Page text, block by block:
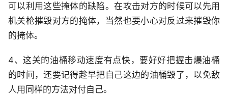
可以利用这些掩体的缺陷。在攻击对方的时候可以先用
机关枪摧毁对方的掩体，当然也要小心对反过来摧毁你
的掩体。
4、这关的油桶移动速度有点快，要好好把握击爆油桶
的时间，还要记得趁早把自己这边的油桶毁了，以免敌
人用同样的方法对付自己。